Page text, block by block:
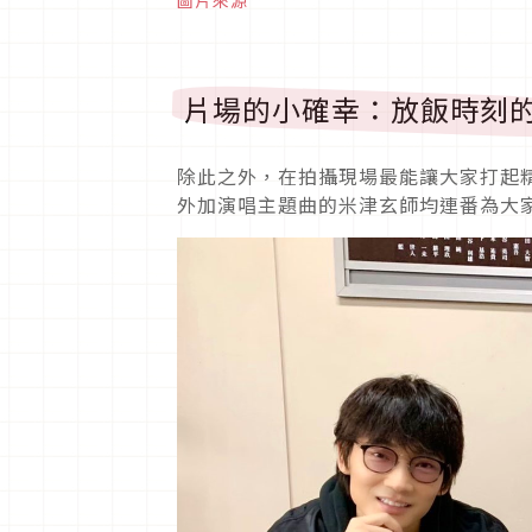
片場的小確幸：放飯時刻
除此之外，在拍攝現場最能讓大家打
外加演唱主題曲的米津玄師均連番為大